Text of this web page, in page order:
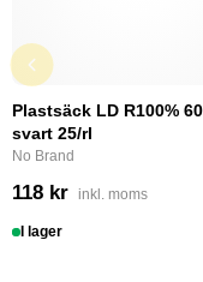
Plastsäck LD R100%
svart 25/rl
No Brand
118 kr inkl. moms
I lager